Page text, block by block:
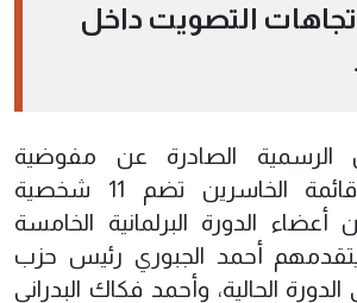
التصويت داخل
الرسمية الصادرة عن مفوضية
الانتخابات، فإن قائمة الخاسرين تضم 11 شخصية
الدورة البرلمانية الخامسة
يتقدمهم أحمد الجبوري رئيس حزب
الحالية، وأحمد فكاك البدراني